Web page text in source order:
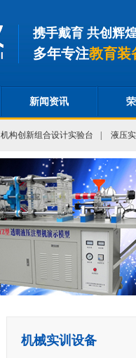
携手戴育 共创辉
多年专注教育装
新闻资讯
机构创新组合设计实验台 液压
机械实训设备